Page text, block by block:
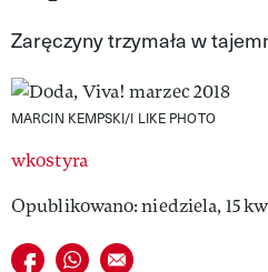
VIVA!PEOPLE POWER
VIVA!ITAKA
MAGAZYN VIVA!
Zaręczyny trzymała w
MARCIN KEMPSKI/I LIKE PHOTO
wkostyra
Opublikowano: niedziela, 15
Udostępnij na facebook
Udostępnij na whatsapp
E-mail do przyjaciela